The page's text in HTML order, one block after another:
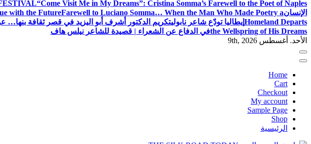
“Come Visit Me in My Dreams”: Cristina Somma’s Farewell to the Poet of Naples
الإنسان
with the FutureFarewell to Luciano Somma… When the Man Who Made Poetry a
Homeland Departs إيطاليا تودّع شاعر نابوليتكريم الدكتور أشرف أبو اليزيد في قصر ثقافة بنها…
the Wellspring of His Dreamsفي الدفاع عن الشعراء | قصيدة للشاعر نيلس هاف
الأحد. أغسطس 9th, 2026
Home
Cart
Checkout
My account
Sample Page
Shop
الرئيسية